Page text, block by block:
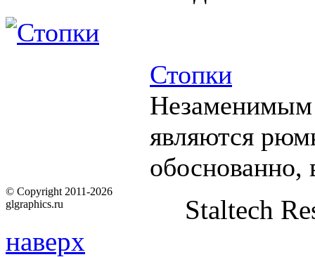
Стопки
Незаменимым
являются
обоснованно,
© Copyright 2011-2026
glgraphics.ru
Staltech
наверх